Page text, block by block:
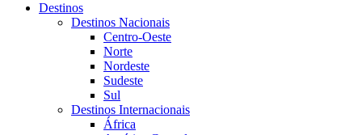
Destinos
Destinos Nacionais
Centro-Oeste
Norte
Nordeste
Sudeste
Sul
Destinos Internacionais
África